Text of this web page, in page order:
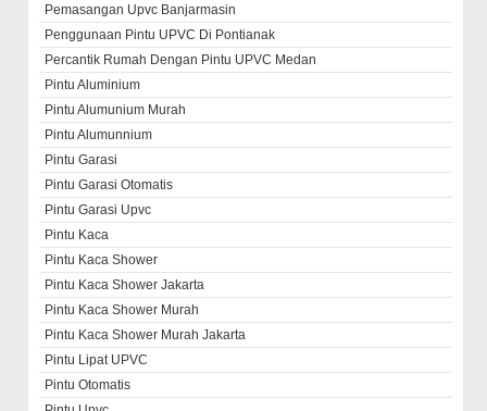
Pemasangan Upvc Banjarmasin
Penggunaan Pintu UPVC Di Pontianak
Percantik Rumah Dengan Pintu UPVC Medan
Pintu Aluminium
Pintu Alumunium Murah
Pintu Alumunnium
Pintu Garasi
Pintu Garasi Otomatis
Pintu Garasi Upvc
Pintu Kaca
Pintu Kaca Shower
Pintu Kaca Shower Jakarta
Pintu Kaca Shower Murah
Pintu Kaca Shower Murah Jakarta
Pintu Lipat UPVC
Pintu Otomatis